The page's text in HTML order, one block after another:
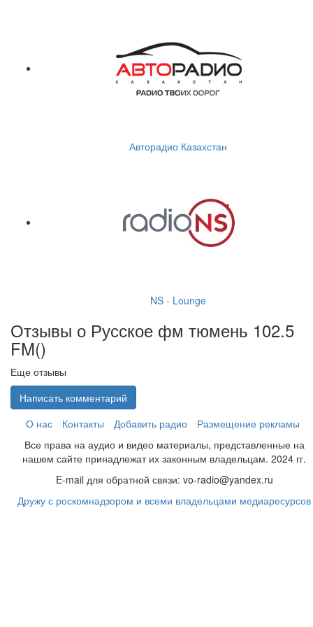
Авторадио Казахстан
NS - Lounge
Отзывы о Русское фм тюмень 102.5
FM()
Еще отзывы
Написать комментарий
О нас
Контакты Добавить радио
Размещение рекламы
Все права на аудио и видео материалы, представленные на
нашем сайте принадлежат их законным владельцам. 2024 гг.
E-mail для обратной связи: vo-radio@yandex.ru
Дружу с роскомнадзором и всеми владельцами медиаресурсов